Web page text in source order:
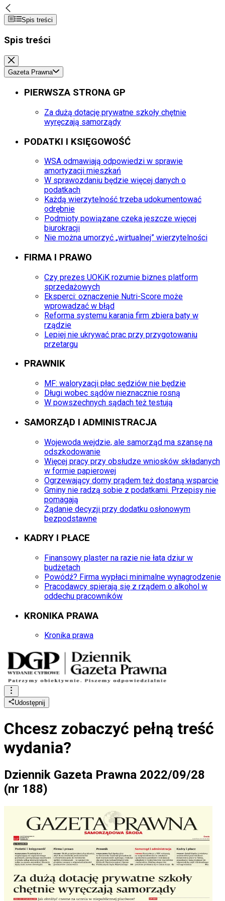
Spis treści
Spis treści
Gazeta Prawna
PIERWSZA STRONA GP
Za dużą dotację prywatne szkoły chętnie
wyręczają samorządy
PODATKI I KSIĘGOWOŚĆ
WSA odmawiają odpowiedzi w sprawie
amortyzacji mieszkań
W sprawozdaniu będzie więcej danych o
podatkach
Każdą wierzytelność trzeba udokumentować
odrębnie
Podmioty powiązane czeka jeszcze więcej
biurokracji
Nie można umorzyć „wirtualnej” wierzytelności
FIRMA I PRAWO
Czy prezes UOKiK rozumie biznes platform
sprzedażowych
Eksperci: oznaczenie Nutri-Score może
wprowadzać w błąd
Reforma systemu karania firm zbiera baty w
rządzie
Lepiej nie ukrywać prac przy przygotowaniu
przetargu
PRAWNIK
MF: waloryzacji płac sędziów nie będzie
Długi wobec sądów nieznacznie rosną
W powszechnych sądach też testują
SAMORZĄD I ADMINISTRACJA
Wojewoda wejdzie, ale samorząd ma szansę na
odszkodowanie
Więcej pracy przy obsłudze wniosków składanych
w formie papierowej
Ogrzewający domy prądem też dostaną wsparcie
Gminy nie radzą sobie z podatkami. Przepisy nie
pomagają
Żądanie decyzji przy dodatku osłonowym
bezpodstawne
KADRY I PŁACE
Finansowy plaster na razie nie łata dziur w
budżetach
Powódź? Firma wypłaci minimalne wynagrodzenie
Pracodawcy spierają się z rządem o alkohol w
oddechu pracowników
KRONIKA PRAWA
Kronika prawa
Udostępnij
Chcesz zobaczyć pełną treść
wydania?
Dziennik Gazeta Prawna 2022/09/28
(nr 188)